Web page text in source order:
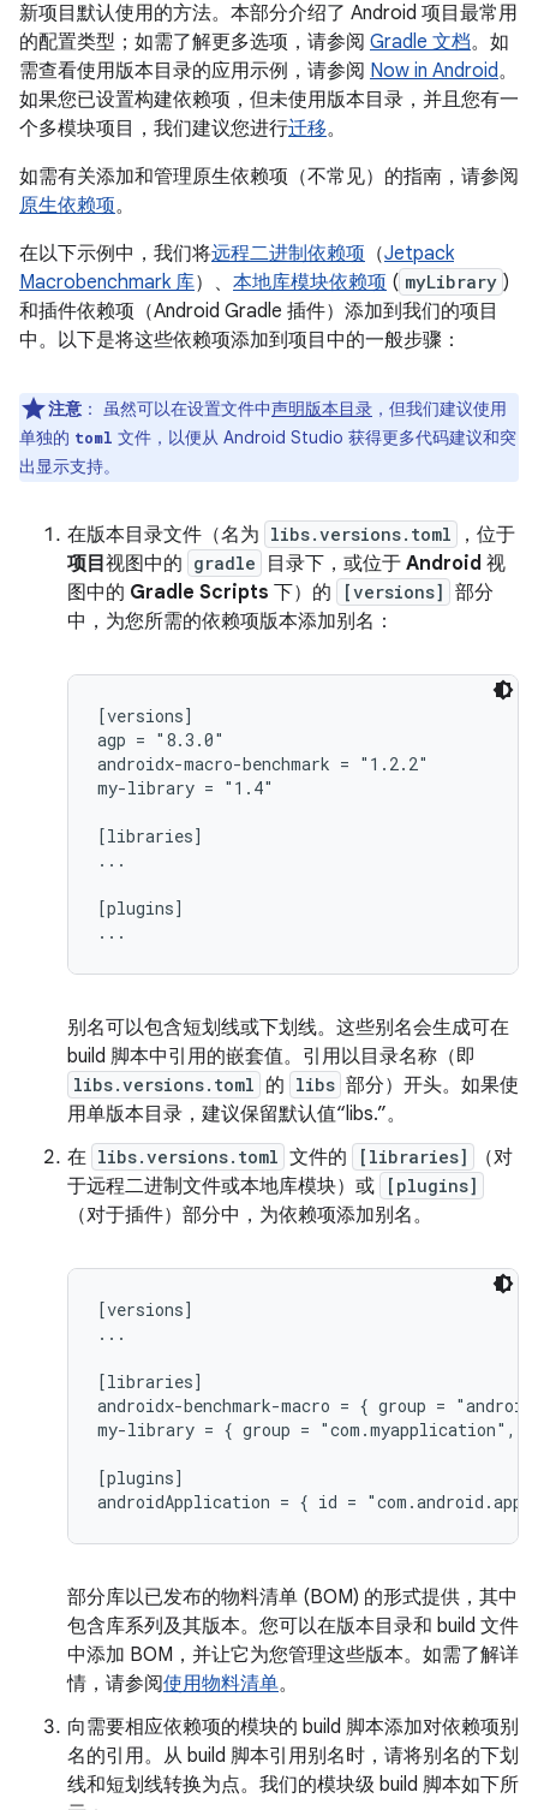
新项目默认使用的方法。本部分介绍了 Android 项目最常用
的配置类型；如需了解更多选项，请参阅 Gradle 文档。如
需查看使用版本目录的应用示例，请参阅 Now in Android。
如果您已设置构建依赖项，但未使用版本目录，并且您有一
个多模块项目，我们建议您进行迁移。
如需有关添加和管理原生依赖项（不常见）的指南，请参阅
原生依赖项。
在以下示例中，我们将远程二进制依赖项 （Jetpack
Macrobenchmark 库）、 本地库模块依赖项 ( myLibrary )
和插件依赖项（Android Gradle 插件）添加到我们的项目
中。以下是将这些依赖项添加到项目中的一般步骤：
注意 ： 虽然可以在设置文件中声明版本目录 ，但我们建议使用
单独的 toml 文件，以便从 Android Studio 获得更多代码建议和突
出显示支持。
在版本目录文件（名为 libs.versions.toml
，位于
项目 视图中的 gradle 目录下，或位于 Android 视
图中的 Gradle Scripts 下）的 [versions] 部分
中，为您所需的依赖项版本添加别名：
[versions]
agp = "8.3.0"
androidx-macro-benchmark = "1.2.2"
my-library = "1.4"
[libraries]
...
[plugins]
别名可以包含短划线或下划线。这些别名会生成可在
build 脚本中引用的嵌套值。引用以目录名称（即
libs.versions.toml 的 libs 部分）开头。如果使
用单版本目录，建议保留默认值“libs.”。
在 libs.versions.toml 文件的 [libraries]
（对
于远程二进制文件或本地库模块）或
[plugins]
（对于插件）部分中，为依赖项添加别名。
[versions]
...
[libraries]
androidx-benchmark-macro = { group =
my-library = { group =
[plugins]
部分库以已发布的物料清单 (BOM) 的形式提供，其中
包含库系列及其版本。您可以在版本目录和 build 文件
中添加 BOM，并让它为您管理这些版本。如需了解详
情，请参阅使用物料清单。
向需要相应依赖项的模块的 build 脚本添加对依赖项别
名的引用。从 build 脚本引用别名时，请将别名的下划
线和短划线转换为点。我们的模块级 build 脚本如下所